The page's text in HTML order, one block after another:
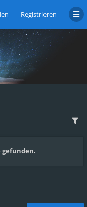
Registrieren
gefunden.